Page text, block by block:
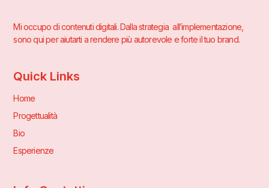
Mi occupo di contenuti digitali. Dalla strategia all’implementazione,
sono qui per aiutarti a rendere più autorevole e forte il tuo brand.
Quick Links
Home
Progettualità
Bio
Esperienze